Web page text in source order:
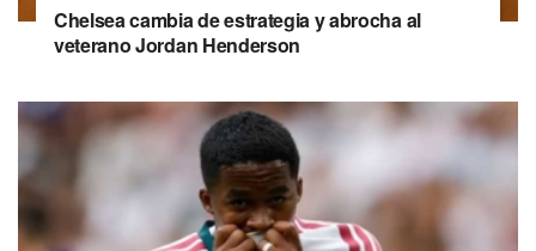
Chelsea cambia de estrategia y abrocha al
veterano Jordan Henderson